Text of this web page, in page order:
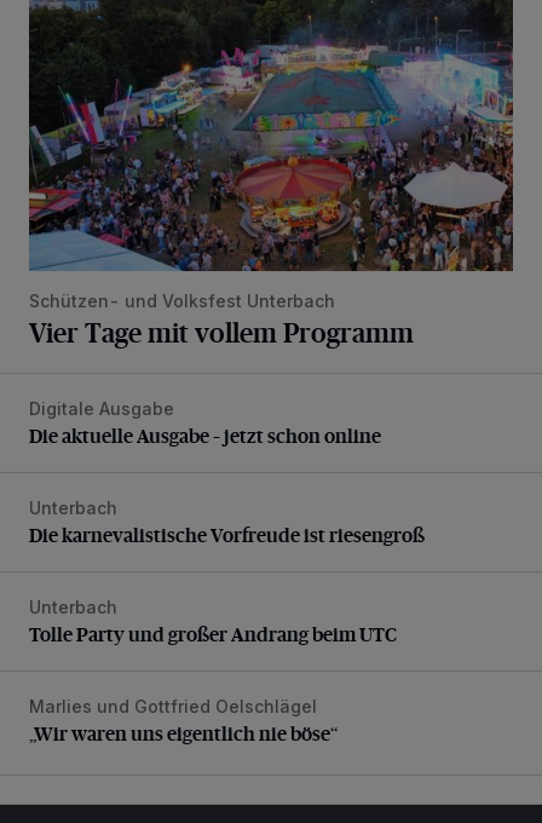
Schützen- und Volksfest Unterbach
Vier Tage mit vollem Programm
Die aktuelle Ausgabe – jetzt schon online
Digitale Ausgabe
Die aktuelle Ausgabe – jetzt schon online
Die karnevalistische Vorfreude ist riesengroß
Unterbach
Die karnevalistische Vorfreude ist riesengroß
Tolle Party und großer Andrang beim UTC
Unterbach
Tolle Party und großer Andrang beim UTC
„Wir waren uns eigentlich nie böse“
Marlies und Gottfried Oelschlägel
„Wir waren uns eigentlich nie böse“